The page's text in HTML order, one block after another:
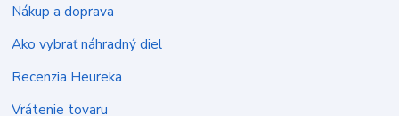
Nákup a doprava
Ako vybrať náhradný diel
Recenzia Heureka
Vrátenie tovaru